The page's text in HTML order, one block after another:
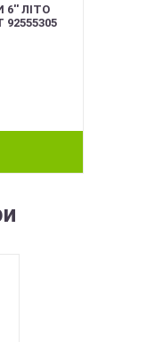
6'' ЛІТО
92555305